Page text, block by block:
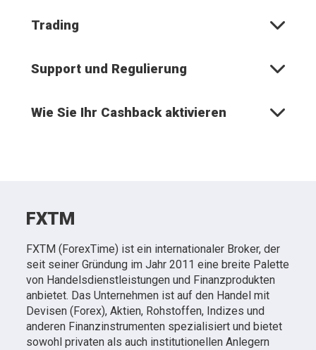
Trading
Support und Regulierung
Wie Sie Ihr Cashback aktivieren
FXTM
FXTM (ForexTime) ist ein internationaler Broker, der
seit seiner Gründung im Jahr 2011 eine breite Palette
von Handelsdienstleistungen und Finanzprodukten
anbietet. Das Unternehmen ist auf den Handel mit
Devisen (Forex), Aktien, Rohstoffen, Indizes und
anderen Finanzinstrumenten spezialisiert und bietet
sowohl privaten als auch institutionellen Anlegern